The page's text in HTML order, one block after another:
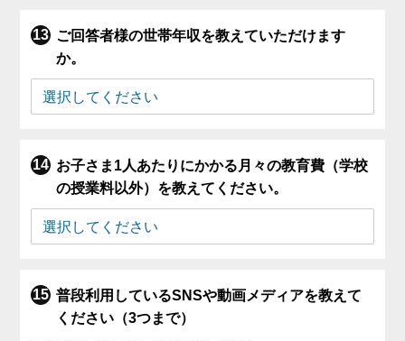
ご回答者様の世帯年収を教えていただけます
か。
お子さま1人あたりにかかる月々の教育費（学校
の授業料以外）を教えてください。
普段利用しているSNSや動画メディアを教えて
ください（3つまで）